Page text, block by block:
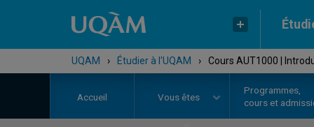
UQAM › Étudier à l'UQAM › Cours AUT1000 |
Accueil Vous êtes
Programmes,
cours et